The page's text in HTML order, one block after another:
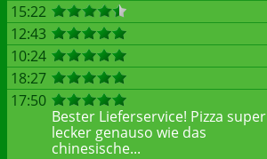
15:22
12:43
10:24
18:27
17:50
Bester Lieferservice! Pizza super
lecker genauso wie das
chinesische...